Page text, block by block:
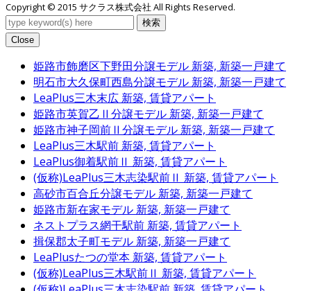
Copyright © 2015 サクラス株式会社 All Rights Reserved.
検索
Close
姫路市飾磨区下野田分譲モデル 新築, 新築一戸建て
明石市大久保町西島分譲モデル 新築, 新築一戸建て
LeaPlus三木末広 新築, 賃貸アパート
姫路市英賀乙Ⅱ分譲モデル 新築, 新築一戸建て
姫路市神子岡前Ⅱ分譲モデル 新築, 新築一戸建て
LeaPlus三木駅前 新築, 賃貸アパート
LeaPlus御着駅前Ⅱ 新築, 賃貸アパート
(仮称)LeaPlus三木志染駅前Ⅱ 新築, 賃貸アパート
高砂市百合丘分譲モデル 新築, 新築一戸建て
姫路市新在家モデル 新築, 新築一戸建て
ネストプラス網干駅前 新築, 賃貸アパート
揖保郡太子町モデル 新築, 新築一戸建て
LeaPlusたつの堂本 新築, 賃貸アパート
(仮称)LeaPlus三木駅前Ⅱ 新築, 賃貸アパート